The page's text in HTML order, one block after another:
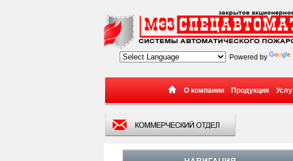
Powered by
О компании Продукция